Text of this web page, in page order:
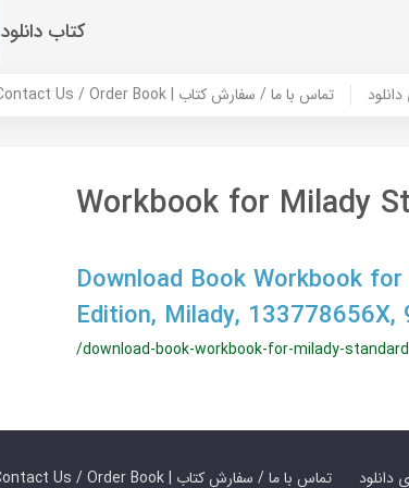
کتاب دانلود
Contact Us / Order Book | تماس با ما / سفارش کتاب
Workbook for Milady
Download Book Workbook
Edition, Milady,
/download-book-workbook-for-milady-
Contact Us / Order Book | تماس با ما / سفارش کتاب دانلود